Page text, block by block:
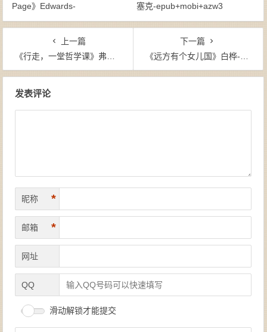
Page》Edwards-
epub+mobi+azw3
塞克-epub+mobi+azw3
上一篇
《行走，一堂哲学课》弗里德里克・格鲁-epub+mobi+azw3
下一篇
《远方有个女儿国》白桦-epub+mobi+azw3
发表评论
昵称 *
邮箱 *
网址
QQ
滑动解锁才能提交